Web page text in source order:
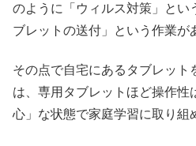
のように「ウィルス対策」とい
ブレットの送付」という作業が
その点で自宅にあるタブレット
は、専用タブレットほど操作性
心」な状態で家庭学習に取り組